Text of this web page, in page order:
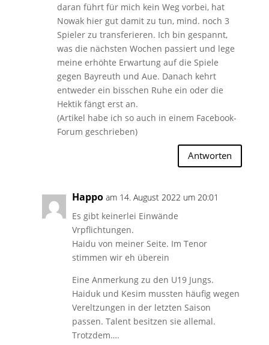
daran führt für mich kein Weg vorbei, hat
Nowak hier gut damit zu tun, mind. noch 3
Spieler zu transferieren. Ich bin gespannt,
was die nächsten Wochen passiert und lege
meine erhöhte Erwartung auf die Spiele
gegen Bayreuth und Aue. Danach kehrt
entweder ein bisschen Ruhe ein oder die
Hektik fängt erst an.
(Artikel habe ich so auch in einem Facebook-
Forum geschrieben)
Antworten
Happo am 14. August 2022 um 20:01
Es gibt keinerlei Einwände
Vrpflichtungen.
Haidu von meiner Seite. Im Tenor
stimmen wir eh überein
Eine Anmerkung zu den U19 Jungs.
Haiduk und Kesim mussten häufig wegen
Vereltzungen in der letzten Saison
passen. Talent besitzen sie allemal.
Trotzdem….